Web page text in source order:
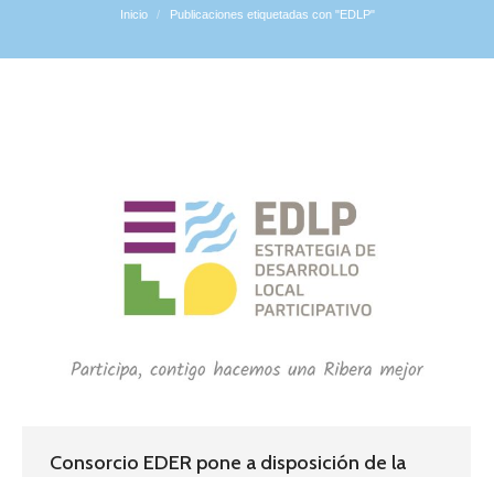
Estás aquí:
Inicio Publicaciones etiquetadas con "EDLP"
Consorcio EDER pone a disposición de la